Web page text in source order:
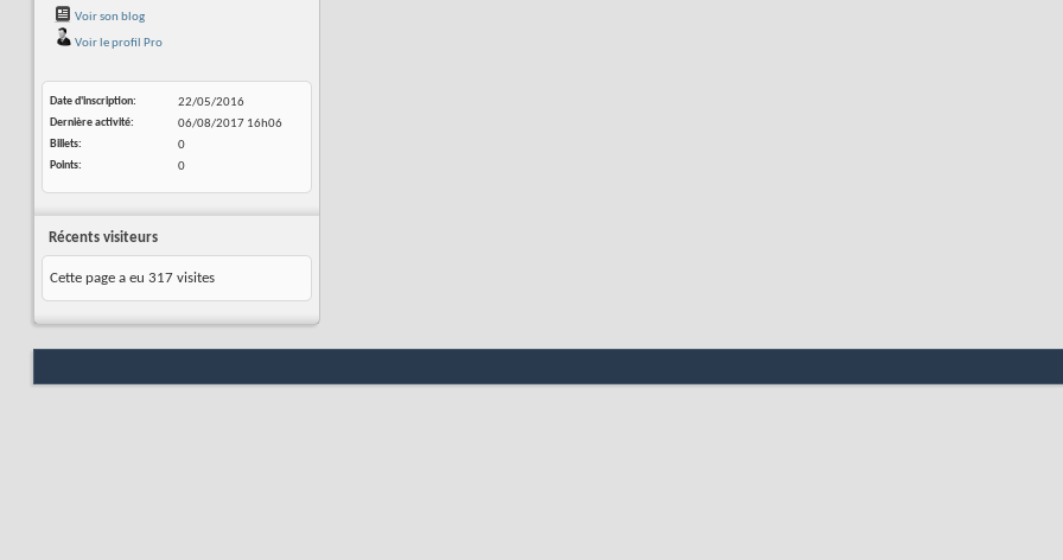
Voir son blog
Voir le profil Pro
Date d'inscription
22/05/2016
Dernière activité
06/08/2017 16h06
Billets
0
Points
0
Récents visiteurs
Cette page a eu 317 visites